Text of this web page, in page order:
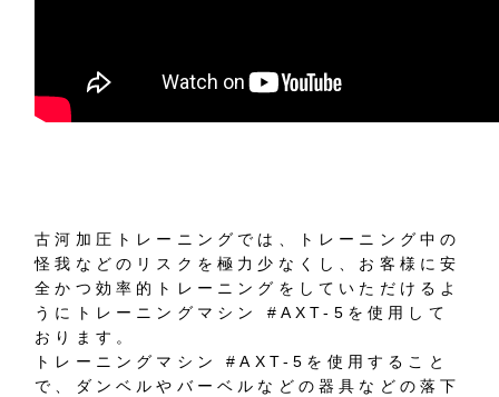
古河加圧トレーニングでは、トレーニング中の
怪我などのリスクを極力少なくし、お客様に安
全かつ効率的トレーニングをしていただけるよ
うにトレーニングマシン #AXT-5を使用して
おります。
トレーニングマシン #AXT-5を使用すること
で、ダンベルやバーベルなどの器具などの落下